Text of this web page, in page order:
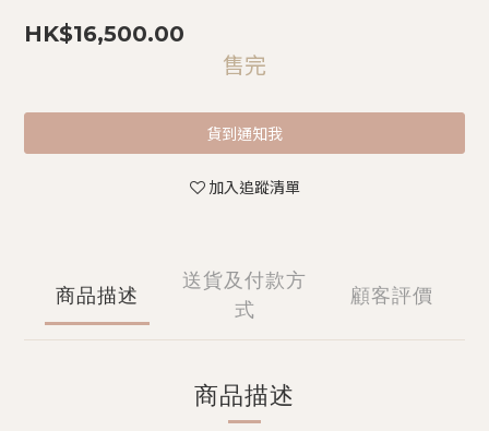
HK$16,500.00
售完
貨到通知我
加入追蹤清單
商品描述
送貨及付款方
式
顧客評價
商品描述